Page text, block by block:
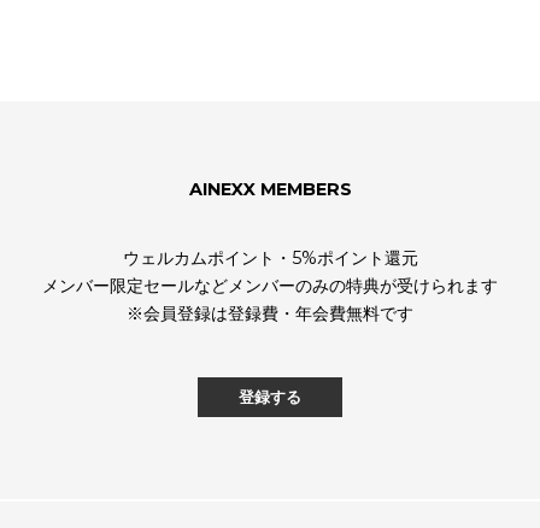
AINEXX MEMBERS
ウェルカムポイント・5%ポイント還元
メンバー限定セールなどメンバーのみの特典が受けられます
※会員登録は登録費・年会費無料です
登録する